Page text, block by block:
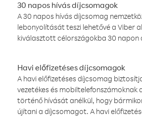
30 napos hívás díjcsomagok
A 30 napos hívás díjcsomag
lebonyolítását teszi lehetővé a Viber
kiválasztott célországokba 30 napon
Havi előfizetéses díjcsomagok
A havi előfizetéses díjcsomag
vezetékes és mobiltelefonszámoknak
történő hívását anélkül, hogy
újítani a díjcsomagot. A havi